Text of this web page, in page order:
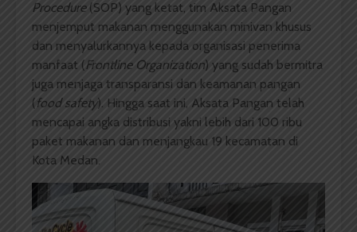
Procedure(SOP) yang ketat, tim Aksata Pangan
menjemput makanan menggunakan minivan khusus
dan menyalurkannya kepada organisasi penerima
manfaat (Frontline Organization) yang sudah bermitra
juga menjaga transparansi dan keamanan pangan
(food safety). Hingga saat ini, Aksata Pangan telah
mencapai angka distribusi yakni lebih dari 100 ribu
paket makanan dan menjangkau 19 kecamatan di
Kota Medan.